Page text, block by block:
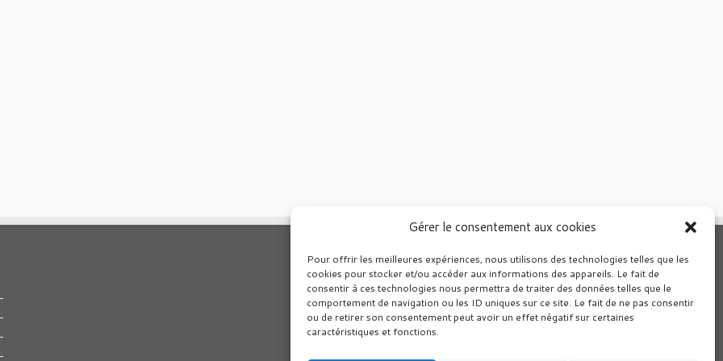
Gérer le consentement aux cookies
Pour offrir les meilleures expériences, nous utilisons des technologies telles que les
cookies pour stocker et/ou accéder aux informations des appareils. Le fait de
consentir à ces technologies nous permettra de traiter des données telles que le
comportement de navigation ou les ID uniques sur ce site. Le fait de ne pas consentir
ou de retirer son consentement peut avoir un effet négatif sur certaines
caractéristiques et fonctions.